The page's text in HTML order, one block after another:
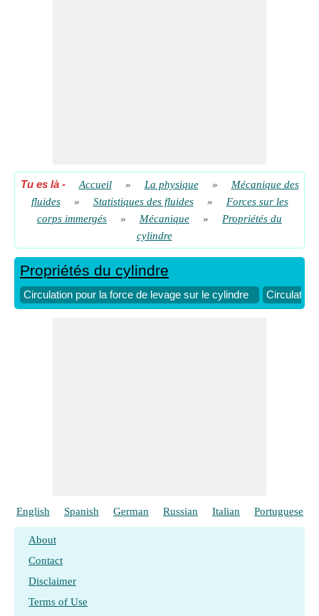
Tu es là- Accueil » La physique »
Mécanique des
fluides
» Statistiques des fluides »
Forces sur les
corps immergés
» Mécanique »
Propriétés du
cylindre
Propriétés du cylindre
Circulation pour la force de levage sur le cylindre Circulation
English Spanish German Russian Italian Portuguese
About
Contact
Disclaimer
Terms of Use